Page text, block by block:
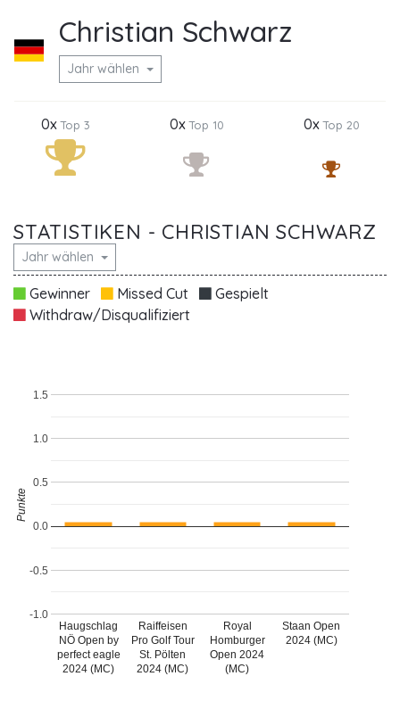
Christian Schwarz
Jahr wählen
0xTop 3 0xTop 10 0xTop 20
STATISTIKEN - CHRISTIAN SCHWARZ
Jahr wählen
Gewinner Missed Cut
Gespielt
Withdraw/Disqualifiziert
Haugschlag
NÖ Open by
perfect eagle
2024 (MC)
Raiffeisen
Pro Golf Tour
St. Pölten
2024 (MC)
Royal
Homburger
Open 2024
(MC)
Staan Open
2024 (MC)
-1.0
-0.5
0.0
0.5
1.0
1.5
Punkte